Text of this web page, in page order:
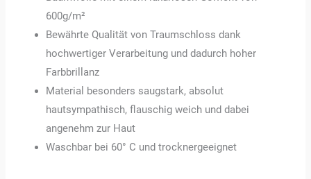
600g/m²
Bewährte Qualität von Traumschloss dank
hochwertiger Verarbeitung und dadurch hoher
Farbbrillanz
Material besonders saugstark, absolut
hautsympathisch, flauschig weich und dabei
angenehm zur Haut
Waschbar bei 60° C und trocknergeeignet